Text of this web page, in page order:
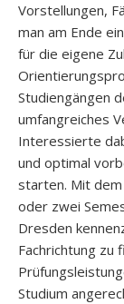
Vorstellungen,
man am Ende
für die eigene
Studiengängen
umfangreiches
Interessierte
und optimal
starten. Mit
oder zwei
Dresden
Fachrichtung zu
Studium